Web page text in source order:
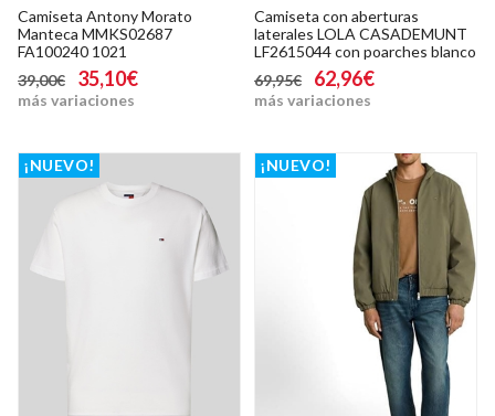
Camiseta Antony Morato
Manteca MMKS02687
FA100240 1021
39,00€
35,10€
más variaciones
Camiseta con aberturas
laterales LOLA CASADEMUNT
LF2615044 con poarches blanco
69,95€
62,96€
más variaciones
¡NUEVO! ¡NUEVO!